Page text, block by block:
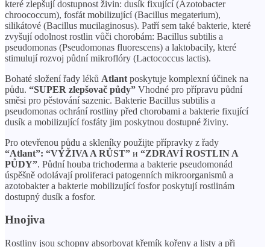
které zlepšují dostupnost živin: dusík fixující (Azotobacter
chroococcum), fosfát mobilizující (Bacillus megaterium),
silikátové (Bacillus mucilaginosus). Patří sem také bakterie, které
zvyšují odolnost rostlin vůči chorobám: Bacillus subtilis a
pseudomonas (Pseudomonas fluorescens) a laktobacily, které
stimulují rozvoj půdní mikroflóry (Lactococcus lactis).
Bohaté složení řady léků Atlant poskytuje komplexní účinek na
půdu. “SUPER zlepšovač půdy” Vhodné pro přípravu půdní
směsi pro pěstování sazenic. Bakterie Bacillus subtilis a
pseudomonas ochrání rostliny před chorobami a bakterie fixující
dusík a mobilizující fosfáty jim poskytnou dostupné živiny.
Pro otevřenou půdu a skleníky použijte přípravky z řady
“Atlant”: “VÝŽIVA A RŮST” и “ZDRAVÍ ROSTLIN A
PŮDY”. Půdní houba trichoderma a bakterie pseudomonád
úspěšně odolávají proliferaci patogenních mikroorganismů a
azotobakter a bakterie mobilizující fosfor poskytují rostlinám
dostupný dusík a fosfor.
Hnojiva
Rostliny jsou schopny absorbovat křemík kořeny a listy a při